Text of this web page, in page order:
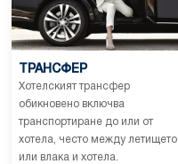
ТРАНСФЕР
Хотелският трансфер
обикновено включва
транспортиране до или от
хотела, често между летището
или влака и хотела.